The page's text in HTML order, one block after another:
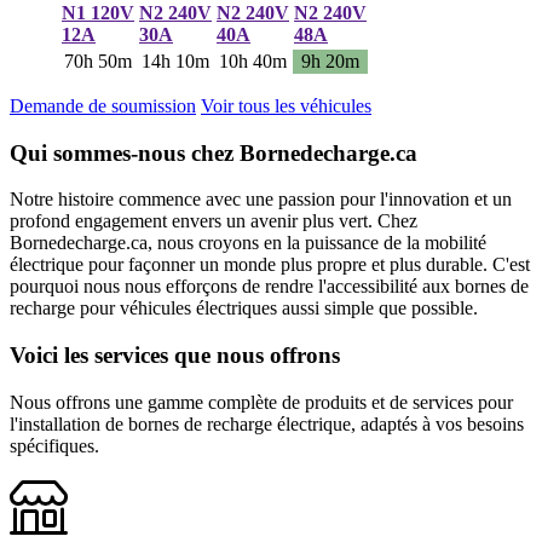
N1 120V
12A
N2 240V
30A
N2 240V
40A
N2 240V
48A
70h 50m 14h 10m 10h 40m 9h 20m
Demande de soumission Voir tous les véhicules
Qui sommes-nous chez Bornedecharge.ca
Notre histoire commence avec une passion pour l'innovation et un
profond engagement envers un avenir plus vert. Chez
Bornedecharge.ca, nous croyons en la puissance de la mobilité
électrique pour façonner un monde plus propre et plus durable. C'est
pourquoi nous nous efforçons de rendre l'accessibilité aux bornes de
recharge pour véhicules électriques aussi simple que possible.
Voici les services que nous offrons
Nous offrons une gamme complète de produits et de services pour
l'installation de bornes de recharge électrique, adaptés à vos besoins
spécifiques.